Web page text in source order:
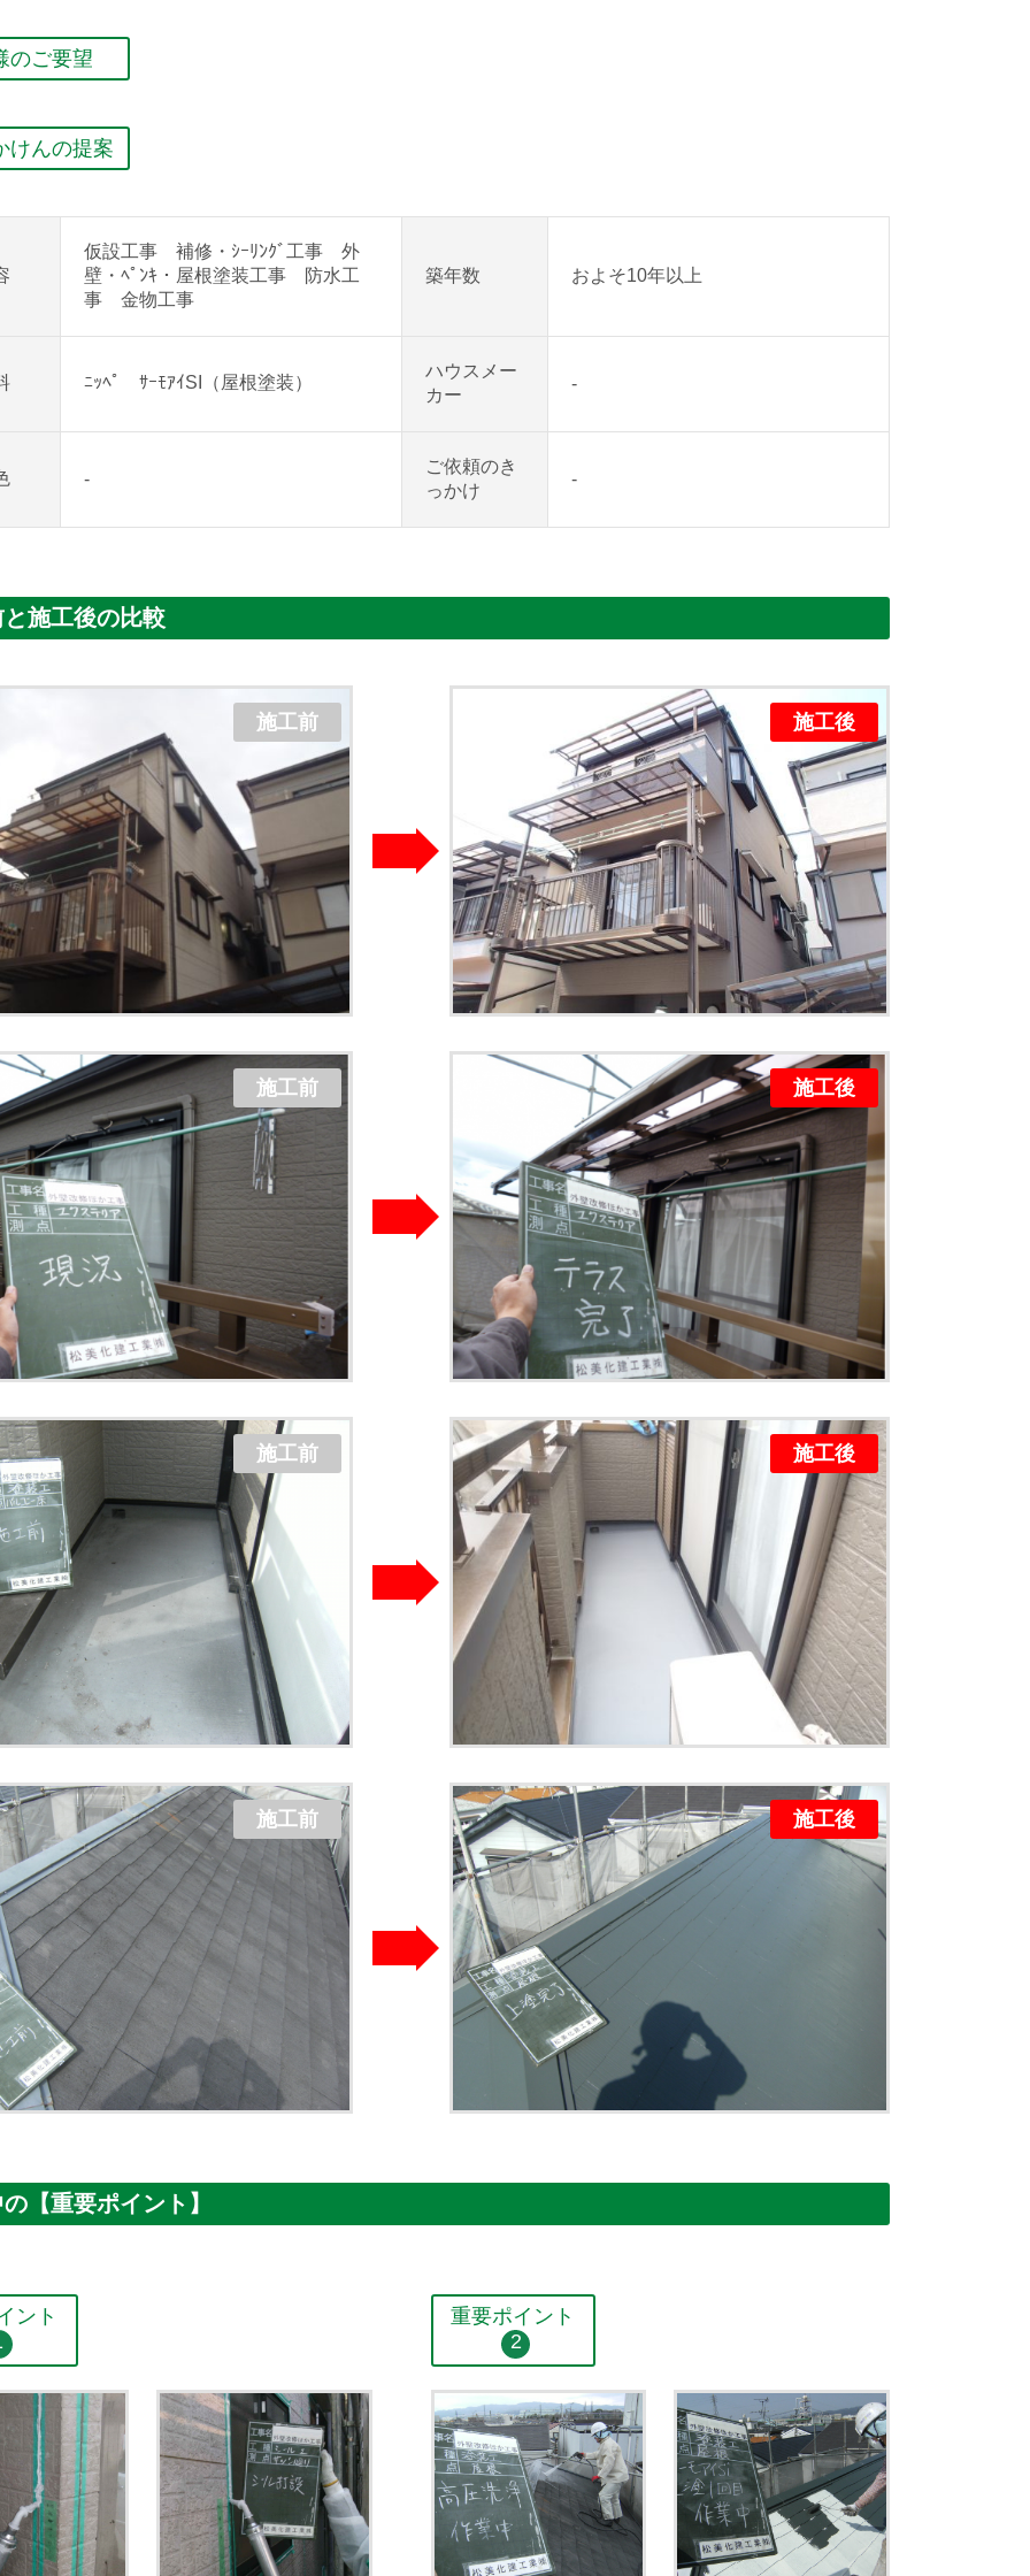
のご要望
けんの提案
仮設工事 補修・ｼｰﾘﾝｸﾞ工事 外
壁・ﾍﾟﾝｷ・屋根塗装工事 防水工
事 金物工事
築年数 およそ10年以上
ﾆｯﾍﾟ ｻｰﾓｱｲSI（屋根塗装）
ハウスメー
カー
-
-
ご依頼のき
っかけ
-
施工後の比較
【重要ポイント】
ント
重要ポイント
2